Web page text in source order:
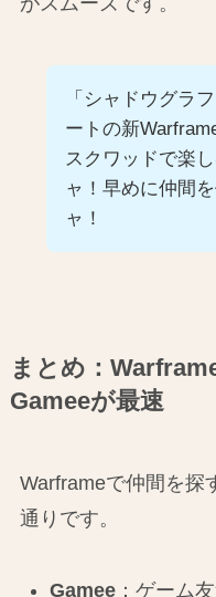
「シャドウグラ
ートの新
スクワッドで楽
ャ！早めに仲間
ャ！
まとめ：
Gameeが最速
Warframeで仲間を探
通りです。
Gamee：ゲーム